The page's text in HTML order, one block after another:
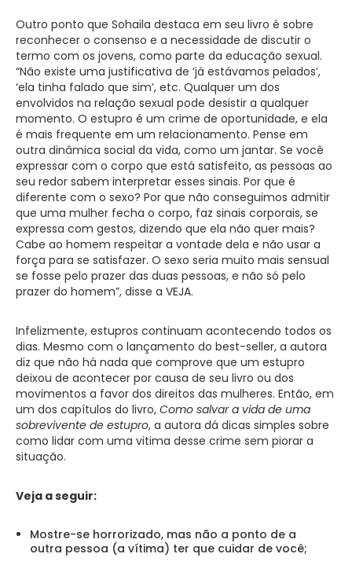
Outro ponto que Sohaila destaca em seu livro é sobre
reconhecer o consenso e a necessidade de discutir o
termo com os jovens, como parte da educação sexual.
“Não existe uma justificativa de ‘já estávamos pelados’,
‘ela tinha falado que sim’, etc. Qualquer um dos
envolvidos na relação sexual pode desistir a qualquer
momento. O estupro é um crime de oportunidade, e ela
é mais frequente em um relacionamento. Pense em
outra dinâmica social da vida, como um jantar. Se você
expressar com o corpo que está satisfeito, as pessoas ao
seu redor sabem interpretar esses sinais. Por que é
diferente com o sexo? Por que não conseguimos admitir
que uma mulher fecha o corpo, faz sinais corporais, se
expressa com gestos, dizendo que ela não quer mais?
Cabe ao homem respeitar a vontade dela e não usar a
força para se satisfazer. O sexo seria muito mais sensual
se fosse pelo prazer das duas pessoas, e não só pelo
prazer do homem”, disse a VEJA.
Infelizmente, estupros continuam acontecendo todos os
dias. Mesmo com o lançamento do best-seller, a autora
diz que não há nada que comprove que um estupro
deixou de acontecer por causa de seu livro ou dos
movimentos a favor dos direitos das mulheres. Então, em
um dos capítulos do livro, Como salvar a vida de uma
sobrevivente de estupro, a autora dá dicas simples sobre
como lidar com uma vitima desse crime sem piorar a
situação.
Veja a seguir:
Mostre-se horrorizado, mas não a ponto de a
outra pessoa (a vítima) ter que cuidar de você;